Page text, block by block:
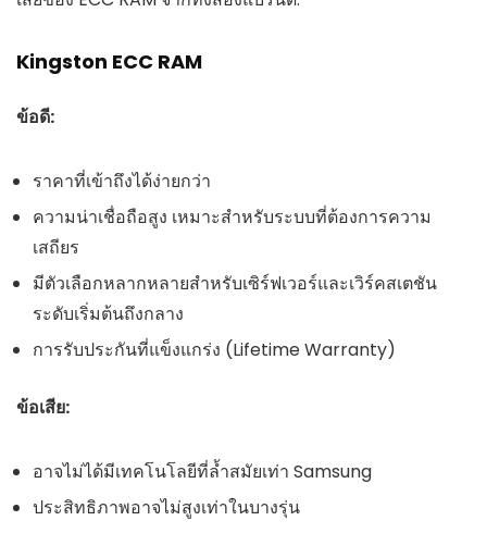
Kingston ECC RAM
ข้อดี:
ราคาที่เข้าถึงได้ง่ายกว่า
ความน่าเชื่อถือสูง เหมาะสำหรับระบบที่ต้องการความ
เสถียร
มีตัวเลือกหลากหลายสำหรับเซิร์ฟเวอร์และเวิร์คสเตชัน
ระดับเริ่มต้นถึงกลาง
การรับประกันที่แข็งแกร่ง (Lifetime Warranty)
ข้อเสีย:
อาจไม่ได้มีเทคโนโลยีที่ล้ำสมัยเท่า Samsung
ประสิทธิภาพอาจไม่สูงเท่าในบางรุ่น